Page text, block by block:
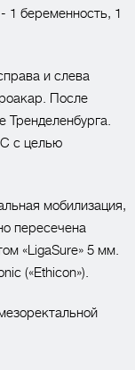
1 беременность, 1
и слева
После
Тренделенбурга.
с целью
мобилизация,
пересечена
«LigaSure» 5 мм.
(«Ethicon»).